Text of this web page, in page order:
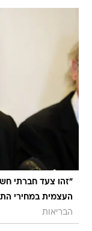
"זהו צעד חברתי
העצמית במחירי
הבריאות